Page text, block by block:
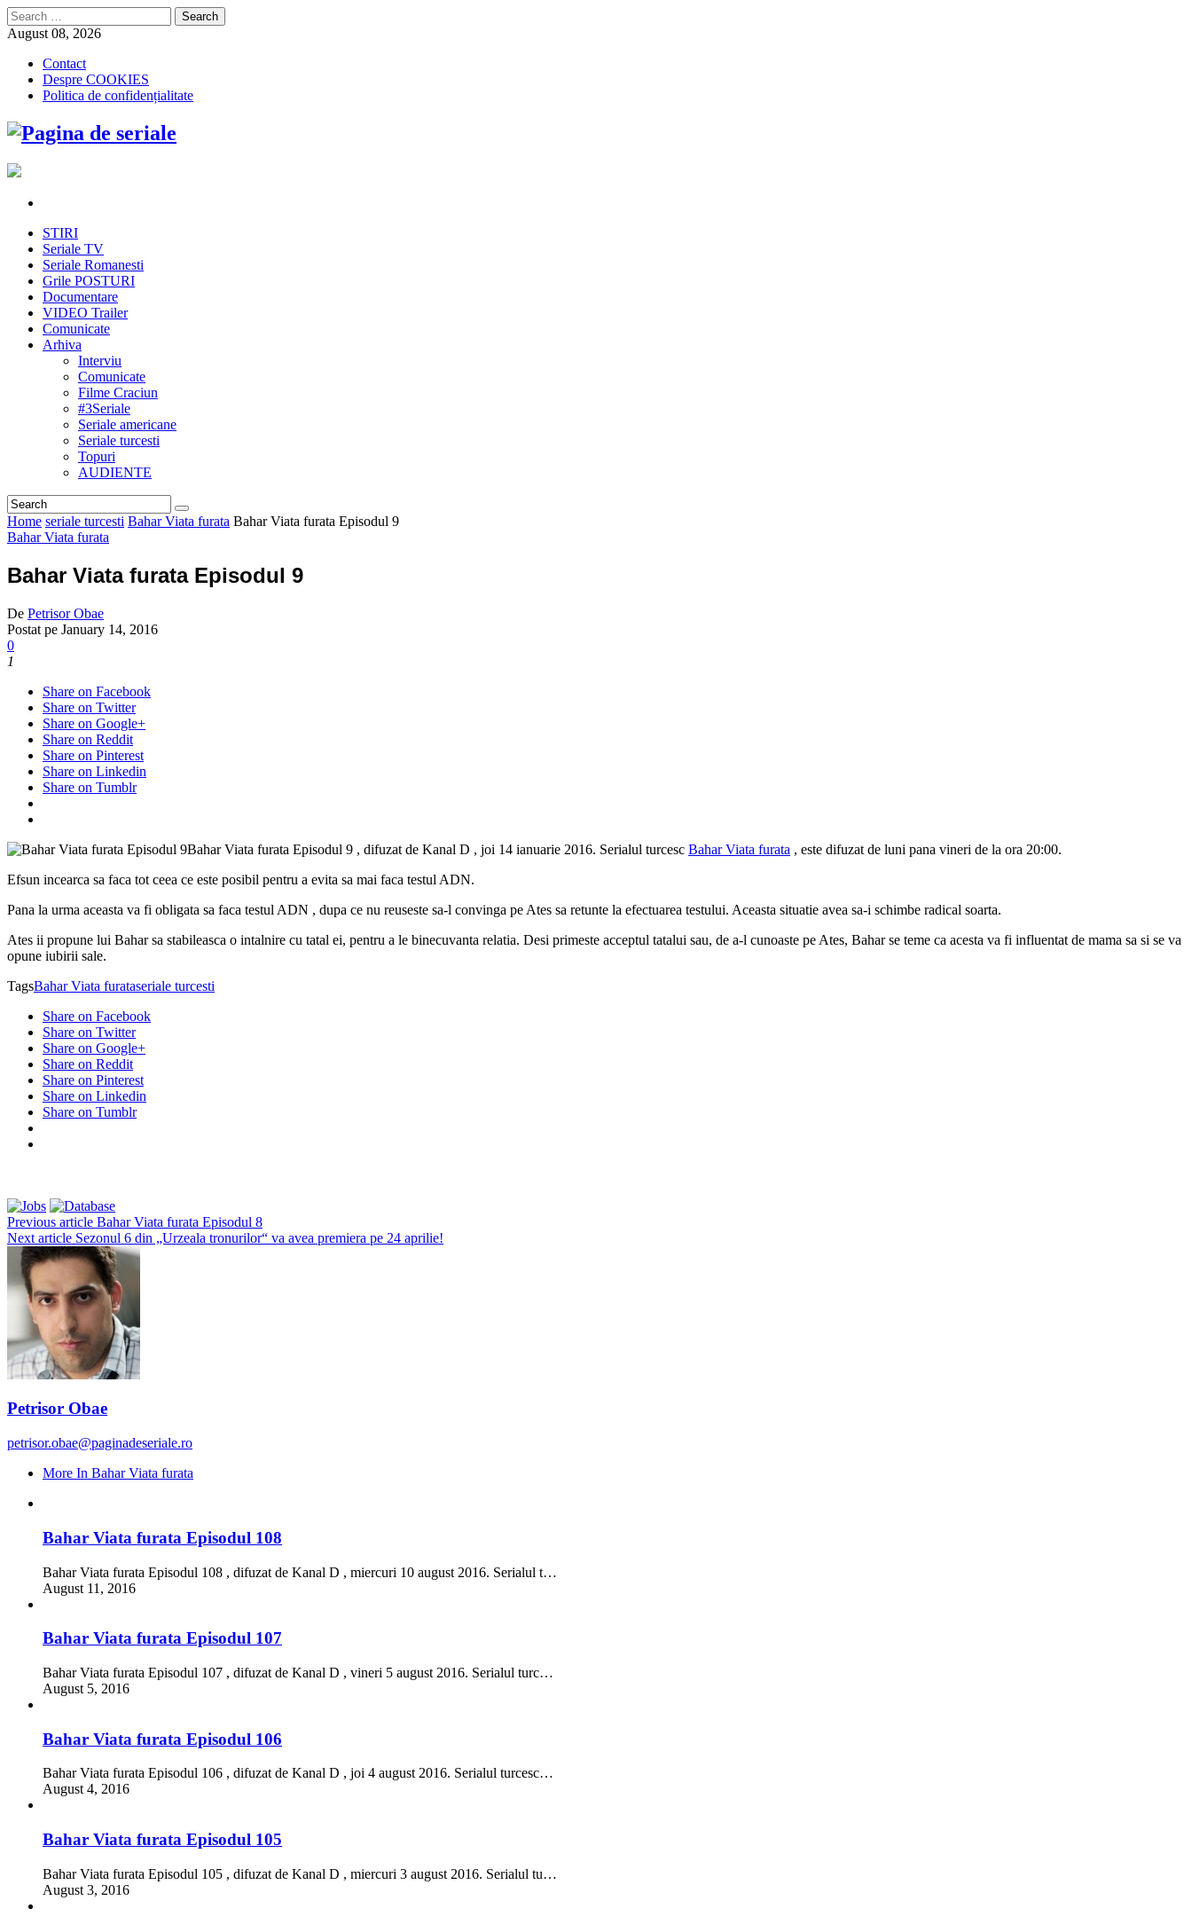
Search
for:
August 08, 2026
Contact
Despre COOKIES
Politica de confidențialitate
STIRI
Seriale TV
Seriale Romanesti
Grile POSTURI
Documentare
VIDEO Trailer
Comunicate
Arhiva
Interviu
Comunicate
Filme Craciun
#3Seriale
Seriale americane
Seriale turcesti
Topuri
AUDIENTE
Home seriale turcesti Bahar Viata furata Bahar Viata furata Episodul 9
Bahar Viata furata
Bahar Viata furata Episodul 9
De Petrisor Obae
Postat pe January 14, 2016
0
1
Share on Facebook
Share on Twitter
Share on Google+
Share on Reddit
Share on Pinterest
Share on Linkedin
Share on Tumblr
Bahar Viata furata Episodul 9 , difuzat de Kanal D , joi 14 ianuarie 2016. Serialul turcesc Bahar Viata furata , este difuzat de luni pana vineri de la ora 20:00.
Efsun incearca sa faca tot ceea ce este posibil pentru a evita sa mai faca testul ADN.
Pana la urma aceasta va fi obligata sa faca testul ADN , dupa ce nu reuseste sa-l convinga pe Ates sa retunte la efectuarea testului. Aceasta situatie avea sa-i schimbe radical soarta.
Ates ii propune lui Bahar sa stabileasca o intalnire cu tatal ei, pentru a le binecuvanta relatia. Desi primeste acceptul tatalui sau, de a-l cunoaste pe Ates, Bahar se teme ca acesta va fi influentat de mama sa si se va
opune iubirii sale.
TagsBahar Viata furataseriale turcesti
Share on Facebook
Share on Twitter
Share on Google+
Share on Reddit
Share on Pinterest
Share on Linkedin
Share on Tumblr
Previous article Bahar Viata furata Episodul 8
Next article Sezonul 6 din „Urzeala tronurilor“ va avea premiera pe 24 aprilie!
Petrisor Obae
petrisor.obae@paginadeseriale.ro
More In Bahar Viata furata
Bahar Viata furata Episodul 108
Bahar Viata furata Episodul 108 , difuzat de Kanal D , miercuri 10 august 2016. Serialul t…
August 11, 2016
Bahar Viata furata Episodul 107
Bahar Viata furata Episodul 107 , difuzat de Kanal D , vineri 5 august 2016. Serialul turc…
August 5, 2016
Bahar Viata furata Episodul 106
Bahar Viata furata Episodul 106 , difuzat de Kanal D , joi 4 august 2016. Serialul turcesc…
August 4, 2016
Bahar Viata furata Episodul 105
Bahar Viata furata Episodul 105 , difuzat de Kanal D , miercuri 3 august 2016. Serialul tu…
August 3, 2016